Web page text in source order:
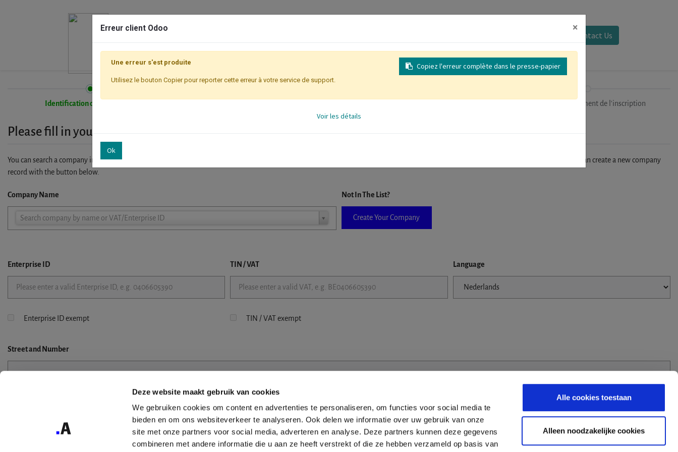
Deze website maakt gebruik van cookies
We gebruiken cookies om content en advertenties te personaliseren, om functies voor social media te
bieden en om ons websiteverkeer te analyseren. Ook delen we informatie over uw gebruik van onze
site met onze partners voor social media, adverteren en analyse. Deze partners kunnen deze gegevens
combineren met andere informatie die u aan ze heeft verstrekt of die ze hebben verzameld op basis van
Alle cookies toestaan
Alleen noodzakelijke cookies
Contact Us
Identification de l'entreprise Finalisation/Paiement de l'inscription
Please fill in your company details
You can search a company in our database by name, VAT or enterprise ID. When a company is selected it will auto-complete the form. If you don't find your company in our database, you can create a new company
record with the button below.
Company Name
Search company by name or VAT/Enterprise ID
Company
Not In The List?
Create Your Company
Enterprise ID TIN / VAT Language
Enterprise ID exempt TIN / VAT exempt
Streetand Number
Erreur client Odoo ×
Copiez l'erreur complète dans le presse-papier
Une erreur s'est produite
Utilisez le bouton Copier pour reporter cette erreur à votre service de support.
Voir les détails
Ok